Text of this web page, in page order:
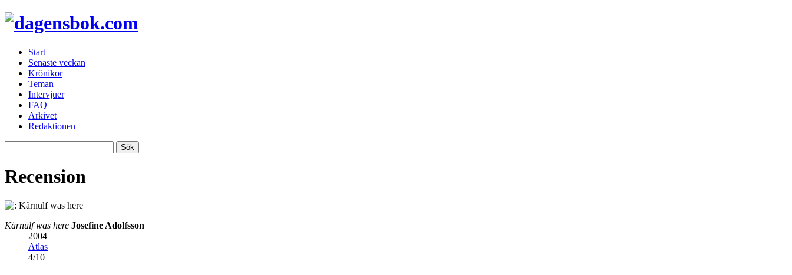
Start
Senaste veckan
Krönikor
Teman
Intervjuer
FAQ
Arkivet
Redaktionen
Recension
Kårnulf was here Josefine Adolfsson
2004
Atlas
4/10